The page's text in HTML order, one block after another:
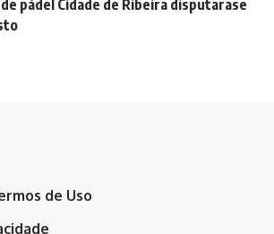
pádel Cidade de Ribeira disputarase
de Uso